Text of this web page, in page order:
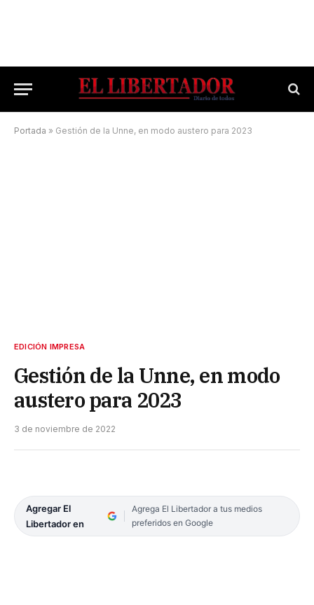
Portada » Gestión de la Unne, en modo austero para 2023
EDICIÓN IMPRESA
Gestión de la Unne, en modo
austero para 2023
3 de noviembre de 2022
Agregar El
Libertador en
Agrega El Libertador a tus medios
preferidos en Google